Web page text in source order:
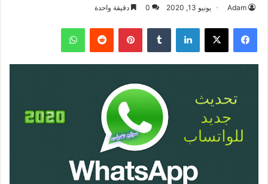
Adam يونيو 13, 2020 0 دقيقة واحدة
فيسبوك ‫X لينكدإن بينتيريست واتساب